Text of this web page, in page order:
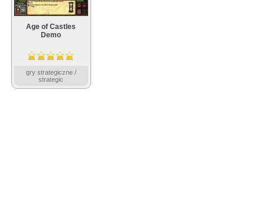
Age of Castles
Demo
gry strategiczne /
strategic